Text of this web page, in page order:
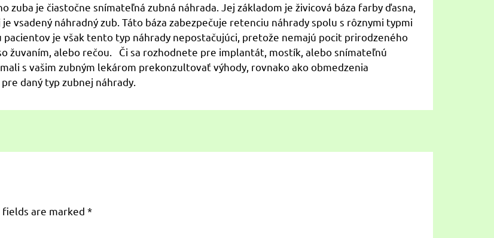
zuba je čiastočne snímateľná zubná náhrada. Jej základom je živicová báza farby ďasna,
vsadený náhradný zub. Táto báza zabezpečuje retenciu náhrady spolu s rôznymi typmi
pacientov je však tento typ náhrady nepostačujúci, pretože nemajú pocit prirodzeného
žuvaním, alebo rečou. Či sa rozhodnete pre implantát, mostík, alebo snímateľnú
s vašim zubným lekárom prekonzultovať výhody, rovnako ako obmedzenia
daný typ zubnej náhrady.
fields are marked *